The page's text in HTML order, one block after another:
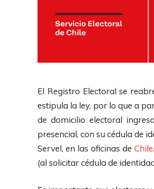
El Registro Electoral se
estipula la ley, por lo que a
de domicilio electoral
presencial, con su cédula de
Servel, en las oficinas de
(al solicitar cédula de